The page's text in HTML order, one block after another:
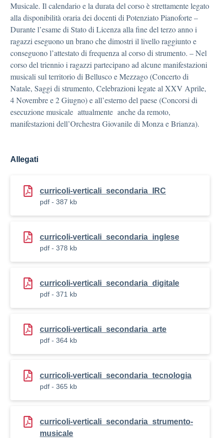
Musicale. Il calendario e la durata del corso è strettamente legato
alla disponibilità oraria dei docenti di Potenziato Pianoforte –
Durante l’esame di Stato di Licenza alla fine del terzo anno i
ragazzi eseguono un brano che dimostri il livello raggiunto e
conseguono l’attestato di frequenza al corso di strumento. – Nel
corso del triennio i ragazzi partecipano ad alcune manifestazioni
musicali sul territorio di Bellusco e Mezzago (Concerto di
Natale, Saggi di strumento, Celebrazioni legate al XXV Aprile,
4 Novembre e 2 Giugno) e all’esterno del paese (Concorsi di
esecuzione musicale attualmente anche da remoto,
manifestazioni dell’Orchestra Giovanile di Monza e Brianza).
Allegati
curricoli-verticali_secondaria_IRC
pdf - 387 kb
curricoli-verticali_secondaria_inglese
pdf - 378 kb
curricoli-verticali_secondaria_digitale
pdf - 371 kb
curricoli-verticali_secondaria_arte
pdf - 364 kb
curricoli-verticali_secondaria_tecnologia
pdf - 365 kb
curricoli-verticali_secondaria_strumento-
musicale